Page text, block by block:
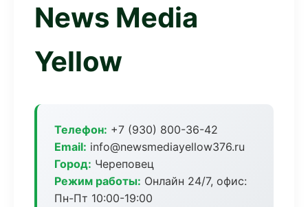
News Media
Yellow
Телефон: +7 (930) 800-36-42
Email: info@newsmediayellow376.ru
Город: Череповец
Режим работы: Онлайн 24/7, офис:
Пн-Пт 10:00-19:00